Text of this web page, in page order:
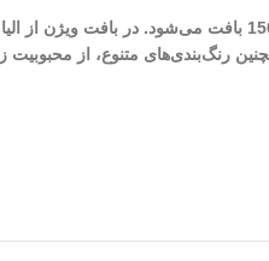
فرش فانتزی ویژن 440 شانه با تراکم
رنگ‌بندی‌های متنوع، از